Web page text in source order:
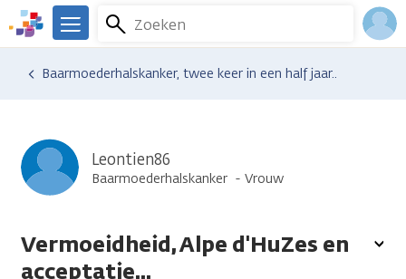
Overslaan
en
naar
We
er
Kanker.nl
Zoeken
Menu
Ervaringen van anderen
Blogsoverzicht
Baarmoederhalskanker, twee keer in een half jaar..
Leontien86
Baarmoederhalskanker Vrouw
Vermoeidheid, Alpe d'HuZes en
acceptatie...